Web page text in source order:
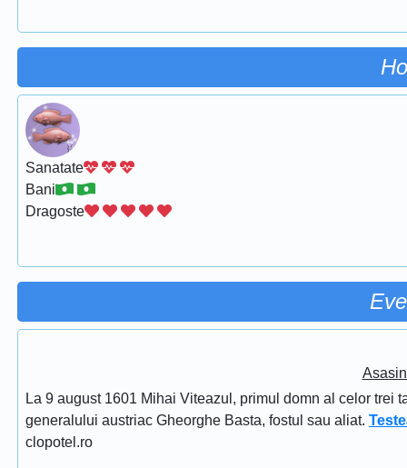
Sanatate
Bani
Dragoste
La 9 august 1601 Mihai Viteazul, primul domn al celor trei
generalului austriac Gheorghe Basta, fostul sau aliat.
clopotel.ro